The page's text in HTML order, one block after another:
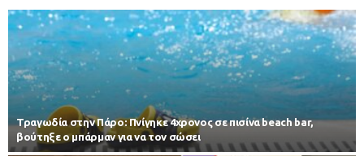
Τραγωδία στην Πάρο: Πνίγηκε 4χρονος σε πισίνα beach bar,
βούτηξε ο μπάρμαν για να τον σώσει